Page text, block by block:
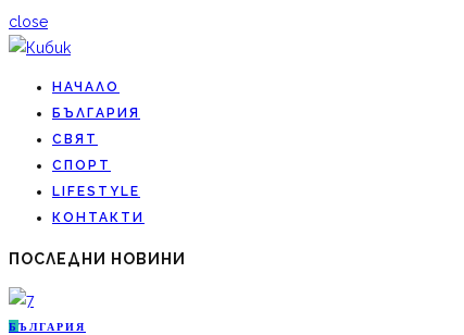
close
НАЧАЛО
БЪЛГАРИЯ
СВЯТ
СПОРТ
LIFESTYLE
КОНТАКТИ
ПОСЛЕДНИ НОВИНИ
Б ЪЛГАРИЯ